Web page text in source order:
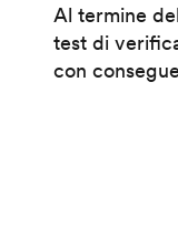
Al termine
test di
con